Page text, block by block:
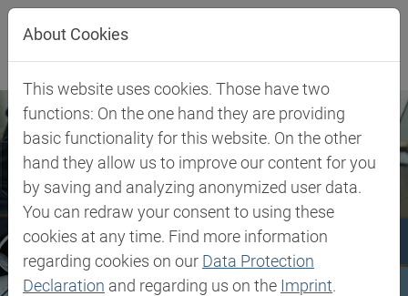
Jump directly to main navigation
Jump directly to content
About Cookies
This website uses cookies. Those have two
functions: On the one hand they are providing
basic functionality for this website. On the other
hand they allow us to improve our content for you
by saving and analyzing anonymized user data.
You can redraw your consent to using these
cookies at any time. Find more information
regarding cookies on our Data Protection
Declaration and regarding us on the Imprint.